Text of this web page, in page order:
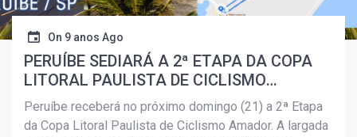
On 9 anos Ago
PERUÍBE SEDIARÁ A 2ª ETAPA DA COPA
LITORAL PAULISTA DE CICLISMO
AMADOR
Peruíbe receberá no próximo domingo (21) a 2ª Etapa
da Copa Litoral Paulista de Ciclismo Amador. A largada